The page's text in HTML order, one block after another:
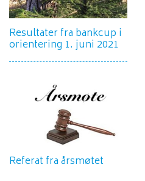
Resultater fra bankcup i
orientering 1. juni 2021
Referat fra årsmøtet